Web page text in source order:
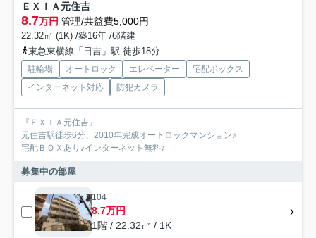
ＥＸＩＡ元住吉
8.7万円 管理/共益費5,000円
22.32㎡ (1K) /築16年 /6階建
東急東横線「日吉」駅 徒歩18分
駐輪場 オートロック エレベーター
宅配ボックス
インターネット対応
防犯カメラ
『ＥＸＩＡ元住吉』
元住吉駅徒歩6分、2010年完成オートロックマンション♪
宅配ＢＯＸあり♪インターネット無料♪
募集中の部屋
104
8.7万円
1階 / 22.32㎡ / 1K